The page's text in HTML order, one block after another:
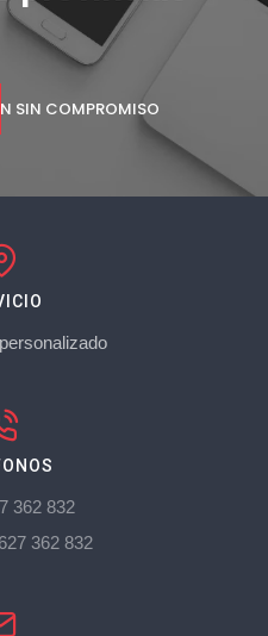
SIN COMPROMISO
362 832
627 362 832